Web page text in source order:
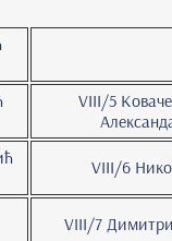
VIII/5
VIII/6
VIII/7